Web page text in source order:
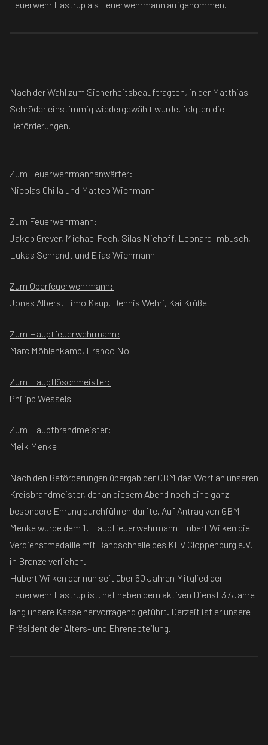
Feuerwehr Lastrup als Feuerwehrmann aufgenommen.
Nach der Wahl zum Sicherheitsbeauftragten, in der Matthias
Schröder einstimmig wiedergewählt wurde, folgten die
Beförderungen.
Zum Feuerwehrmannanwärter:
Nicolas Chilla und Matteo Wichmann
Zum Feuerwehrmann:
Jakob Grever, Michael Pech, Silas Niehoff, Leonard Imbusch,
Lukas Schrandt und Elias Wichmann
Zum Oberfeuerwehrmann:
Jonas Albers, Timo Kaup, Dennis Wehri, Kai Krüßel
Zum Hauptfeuerwehrmann:
Marc Möhlenkamp, Franco Noll
Zum Hauptlöschmeister:
Philipp Wessels
Zum Hauptbrandmeister:
Meik Menke
Nach den Beförderungen übergab der GBM das Wort an unseren
Kreisbrandmeister, der an diesem Abend noch eine ganz
besondere Ehrung durchführen durfte. Auf Antrag von GBM
Menke wurde dem 1. Hauptfeuerwehrmann Hubert Wilken die
Verdienstmedaille mit Bandschnalle des KFV Cloppenburg e.V.
in Bronze verliehen.
Hubert Wilken der nun seit über 50 Jahren Mitglied der
Feuerwehr Lastrup ist, hat neben dem aktiven Dienst 37 Jahre
lang unsere Kasse hervorragend geführt. Derzeit ist er unsere
Präsident der Alters- und Ehrenabteilung.